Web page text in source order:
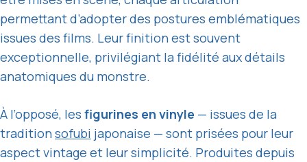
permettant d’adopter des postures emblématiques
issues des films. Leur finition est souvent
exceptionnelle, privilégiant la fidélité aux détails
anatomiques du monstre.
À l’opposé, les figurines en vinyle — issues de la
traditionsofubi japonaise — sont prisées pour leur
aspect vintage et leur simplicité. Produites depuis